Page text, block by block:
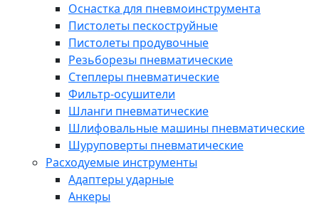
Оснастка для пневмоинструмента
Пистолеты пескоструйные
Пистолеты продувочные
Резьборезы пневматические
Степлеры пневматические
Фильтр-осушители
Шланги пневматические
Шлифовальные машины пневматические
Шуруповерты пневматические
Расходуемые инструменты
Адаптеры ударные
Анкеры